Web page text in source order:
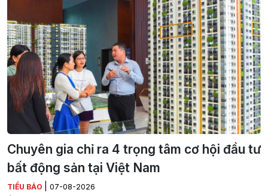
Chuyên gia chỉ ra 4 trọng tâm cơ hội đầu tư
bất động sản tại Việt Nam
TIỂU BẢO 07-08-2026